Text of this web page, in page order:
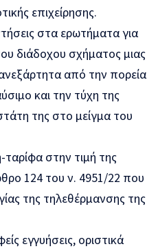
επιχείρησης.
στα ερωτήματα για
διάδοχου σχήματος μιας
από την πορεία
και την τύχη της
της στο μείγμα του
στην τιμή της
124 του ν. 4951/22 που
της τηλεθέρμανσης της
εγγυήσεις, οριστικά